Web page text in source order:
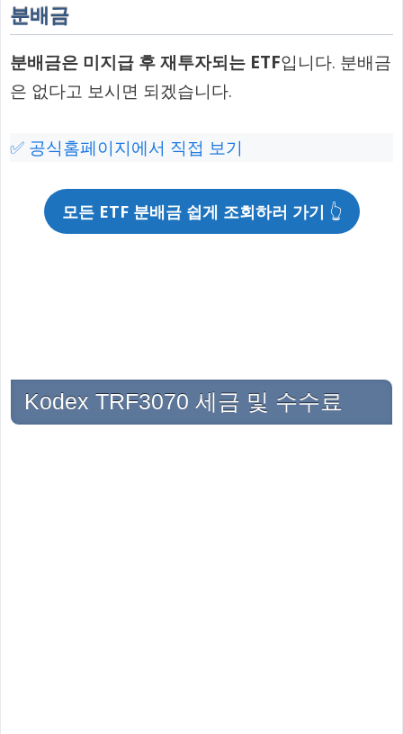
분배금
분배금은 미지급 후 재투자되는 ETF입니다. 분배금
은 없다고 보시면 되겠습니다.
✅ 공식홈페이지에서 직접 보기
모든 ETF 분배금 쉽게 조회하러 가기 👆
Kodex TRF3070 세금 및 수수료